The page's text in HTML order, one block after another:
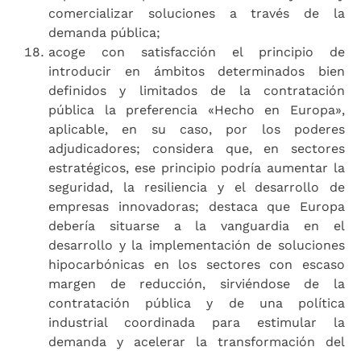
comercializar soluciones a través de la
demanda pública;
acoge con satisfacción el principio de
introducir en ámbitos determinados bien
definidos y limitados de la contratación
pública la preferencia «Hecho en Europa»,
aplicable, en su caso, por los poderes
adjudicadores; considera que, en sectores
estratégicos, ese principio podría aumentar la
seguridad, la resiliencia y el desarrollo de
empresas innovadoras; destaca que Europa
debería situarse a la vanguardia en el
desarrollo y la implementación de soluciones
hipocarbónicas en los sectores con escaso
margen de reducción, sirviéndose de la
contratación pública y de una política
industrial coordinada para estimular la
demanda y acelerar la transformación del